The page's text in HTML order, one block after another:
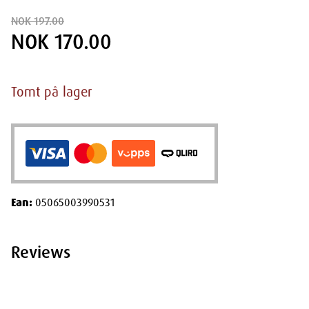
NOK 197.00
NOK 170.00
Tomt på lager
Ean: 05065003990531
Reviews